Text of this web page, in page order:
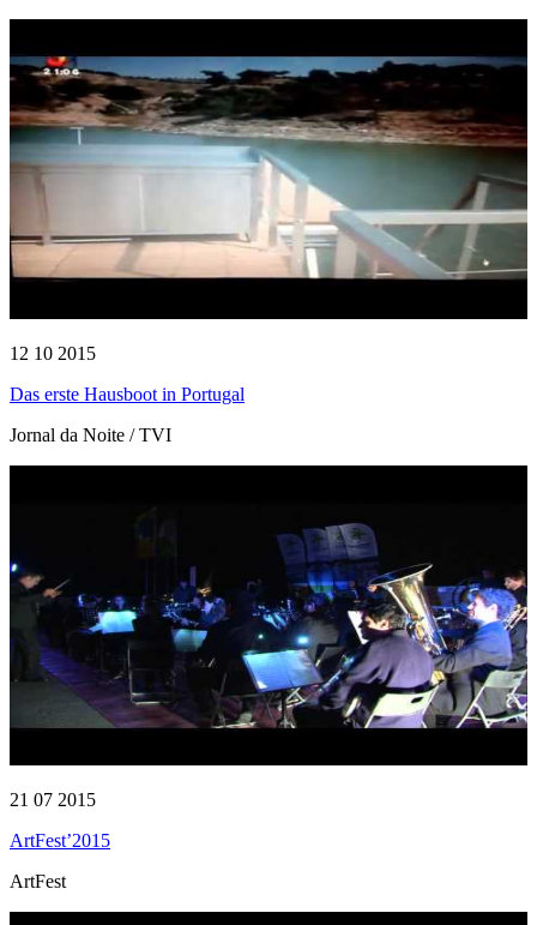
12 10 2015
Das erste Hausboot in Portugal
Jornal da Noite / TVI
21 07 2015
ArtFest’2015
ArtFest